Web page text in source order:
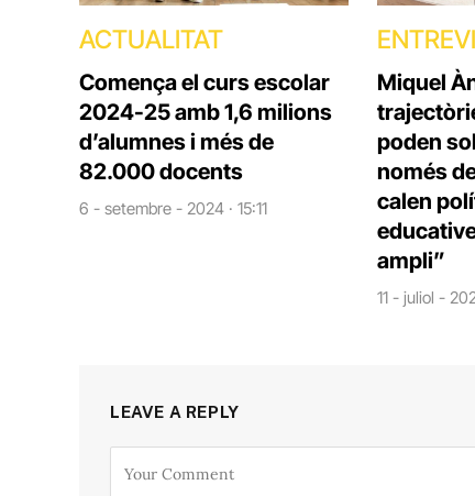
ACTUALITAT
Comença el curs escolar
2024-25 amb 1,6 milions
d’alumnes i més de
82.000 docents
6 - setembre - 2024 · 15:11
Miquel
poden
només
calen
ampli”
11 - juliol -
LEAVE A REPLY